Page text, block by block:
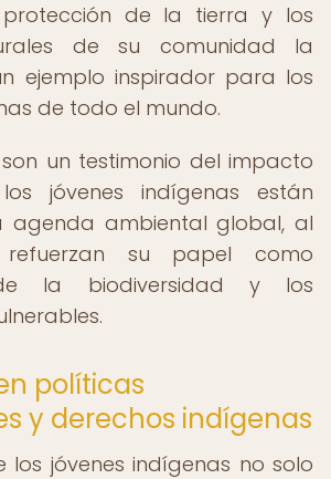
de la tierra y los
de su comunidad la
ejemplo inspirador para los
de todo el mundo.
un testimonio del impacto
jóvenes indígenas están
agenda ambiental global, al
su papel como
la biodiversidad y los
políticas
y derechos indígenas
los jóvenes indígenas no solo